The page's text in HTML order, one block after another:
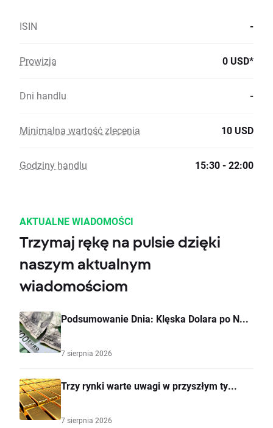
ISIN -
Prowizja 0 USD*
Dni handlu -
Minimalna wartość zlecenia 10 USD
Godziny handlu 15:30 - 22:00
AKTUALNE WIADOMOŚCI
Trzymaj rękę na pulsie dzięki
naszym aktualnym
wiadomościom
Podsumowanie Dnia: Klęska Dolara po N...
7 sierpnia 2026
Trzy rynki warte uwagi w przyszłym ty...
7 sierpnia 2026